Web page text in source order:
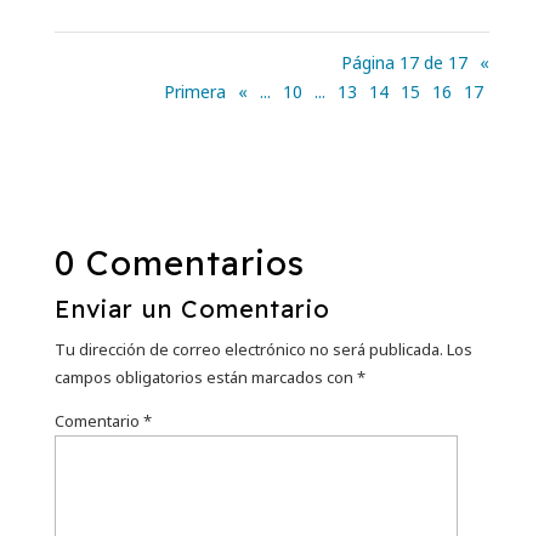
Página 17 de 17 «
Primera
« ... 10 ... 13 14 15 16 17
0 Comentarios
Enviar un Comentario
Tu dirección de correo electrónico no será publicada. Los
campos obligatorios están marcados con *
Comentario *